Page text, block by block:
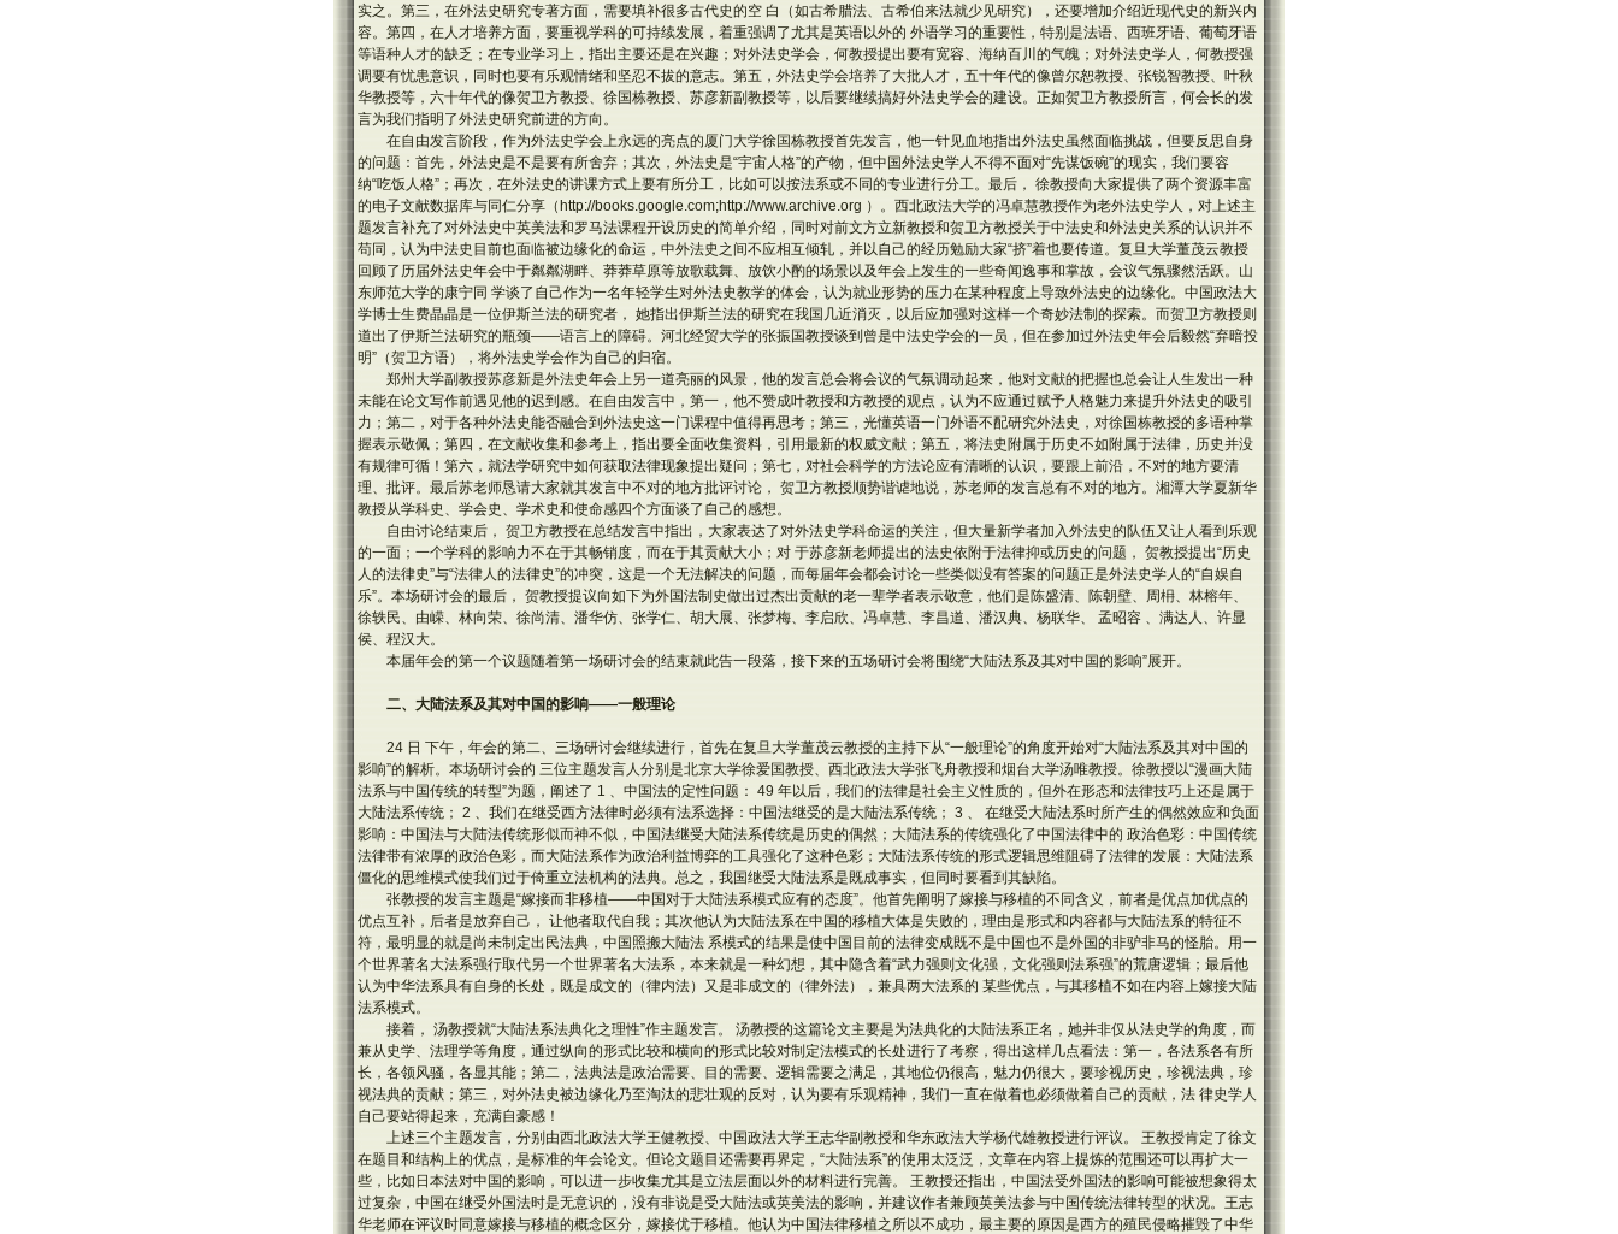
实之。第三，在外法史研究专著方面，需要填补很多古代史的空 白（如古希腊法、古希伯来法就少见研究），还要增加介绍近现代史的新兴内
容。第四，在人才培养方面，要重视学科的可持续发展，着重强调了尤其是英语以外的 外语学习的重要性，特别是法语、西班牙语、葡萄牙语
等语种人才的缺乏；在专业学习上，指出主要还是在兴趣；对外法史学会，何教授提出要有宽容、海纳百川的气魄；对外法史学人，何教授强
调要有忧患意识，同时也要有乐观情绪和坚忍不拔的意志。第五，外法史学会培养了大批人才，五十年代的像曾尔恕教授、张锐智教授、叶秋
华教授等，六十年代的像贺卫方教授、徐国栋教授、苏彦新副教授等，以后要继续搞好外法史学会的建设。正如贺卫方教授所言，何会长的发
言为我们指明了外法史研究前进的方向。
在自由发言阶段，作为外法史学会上永远的亮点的厦门大学徐国栋教授首先发言，他一针见血地指出外法史虽然面临挑战，但要反思自身
的问题：首先，外法史是不是要有所舍弃；其次，外法史是“宇宙人格”的产物，但中国外法史学人不得不面对“先谋饭碗”的现实，我们要容
纳“吃饭人格”；再次，在外法史的讲课方式上要有所分工，比如可以按法系或不同的专业进行分工。最后， 徐教授向大家提供了两个资源丰富
的电子文献数据库与同仁分享（http://books.google.com;http://www.archive.org ）。西北政法大学的冯卓慧教授作为老外法史学人，对上述主
题发言补充了对外法史中英美法和罗马法课程开设历史的简单介绍，同时对前文方立新教授和贺卫方教授关于中法史和外法史关系的认识并不
苟同，认为中法史目前也面临被边缘化的命运，中外法史之间不应相互倾轧，并以自己的经历勉励大家“挤”着也要传道。复旦大学董茂云教授
回顾了历届外法史年会中于粼粼湖畔、莽莽草原等放歌载舞、放饮小酌的场景以及年会上发生的一些奇闻逸事和掌故，会议气氛骤然活跃。山
东师范大学的康宁同 学谈了自己作为一名年轻学生对外法史教学的体会，认为就业形势的压力在某种程度上导致外法史的边缘化。中国政法大
学博士生费晶晶是一位伊斯兰法的研究者， 她指出伊斯兰法的研究在我国几近消灭，以后应加强对这样一个奇妙法制的探索。而贺卫方教授则
道出了伊斯兰法研究的瓶颈——语言上的障碍。河北经贸大学的张振国教授谈到曾是中法史学会的一员，但在参加过外法史年会后毅然“弃暗投
明”（贺卫方语），将外法史学会作为自己的归宿。
郑州大学副教授苏彦新是外法史年会上另一道亮丽的风景，他的发言总会将会议的气氛调动起来，他对文献的把握也总会让人生发出一种
未能在论文写作前遇见他的迟到感。在自由发言中，第一，他不赞成叶教授和方教授的观点，认为不应通过赋予人格魅力来提升外法史的吸引
力；第二，对于各种外法史能否融合到外法史这一门课程中值得再思考；第三，光懂英语一门外语不配研究外法史，对徐国栋教授的多语种掌
握表示敬佩；第四，在文献收集和参考上，指出要全面收集资料，引用最新的权威文献；第五，将法史附属于历史不如附属于法律，历史并没
有规律可循！第六，就法学研究中如何获取法律现象提出疑问；第七，对社会科学的方法论应有清晰的认识，要跟上前沿，不对的地方要清
理、批评。最后苏老师恳请大家就其发言中不对的地方批评讨论， 贺卫方教授顺势谐谑地说，苏老师的发言总有不对的地方。湘潭大学夏新华
教授从学科史、学会史、学术史和使命感四个方面谈了自己的感想。
自由讨论结束后， 贺卫方教授在总结发言中指出，大家表达了对外法史学科命运的关注，但大量新学者加入外法史的队伍又让人看到乐观
的一面；一个学科的影响力不在于其畅销度，而在于其贡献大小；对 于苏彦新老师提出的法史依附于法律抑或历史的问题， 贺教授提出“历史
人的法律史”与“法律人的法律史”的冲突，这是一个无法解决的问题，而每届年会都会讨论一些类似没有答案的问题正是外法史学人的“自娱自
乐”。本场研讨会的最后， 贺教授提议向如下为外国法制史做出过杰出贡献的老一辈学者表示敬意，他们是陈盛清、陈朝壁、周枏、林榕年、
徐轶民、由嵘、林向荣、徐尚清、潘华仿、张学仁、胡大展、张梦梅、李启欣、冯卓慧、李昌道、潘汉典、杨联华、 孟昭容 、满达人、许显
侯、程汉大。
本届年会的第一个议题随着第一场研讨会的结束就此告一段落，接下来的五场研讨会将围绕“大陆法系及其对中国的影响”展开。
二、大陆法系及其对中国的影响——一般理论
24 日 下午，年会的第二、三场研讨会继续进行，首先在复旦大学董茂云教授的主持下从“一般理论”的角度开始对“大陆法系及其对中国的
影响”的解析。本场研讨会的 三位主题发言人分别是北京大学徐爱国教授、西北政法大学张飞舟教授和烟台大学汤唯教授。徐教授以“漫画大陆
法系与中国传统的转型”为题，阐述了 1 、中国法的定性问题： 49 年以后，我们的法律是社会主义性质的，但外在形态和法律技巧上还是属于
大陆法系传统； 2 、我们在继受西方法律时必须有法系选择：中国法继受的是大陆法系传统； 3 、 在继受大陆法系时所产生的偶然效应和负面
影响：中国法与大陆法传统形似而神不似，中国法继受大陆法系传统是历史的偶然；大陆法系的传统强化了中国法律中的 政治色彩：中国传统
法律带有浓厚的政治色彩，而大陆法系作为政治利益博弈的工具强化了这种色彩；大陆法系传统的形式逻辑思维阻碍了法律的发展：大陆法系
僵化的思维模式使我们过于倚重立法机构的法典。总之，我国继受大陆法系是既成事实，但同时要看到其缺陷。
张教授的发言主题是“嫁接而非移植——中国对于大陆法系模式应有的态度”。他首先阐明了嫁接与移植的不同含义，前者是优点加优点的
优点互补，后者是放弃自己， 让他者取代自我；其次他认为大陆法系在中国的移植大体是失败的，理由是形式和内容都与大陆法系的特征不
符，最明显的就是尚未制定出民法典，中国照搬大陆法 系模式的结果是使中国目前的法律变成既不是中国也不是外国的非驴非马的怪胎。用一
个世界著名大法系强行取代另一个世界著名大法系，本来就是一种幻想，其中隐含着“武力强则文化强，文化强则法系强”的荒唐逻辑；最后他
认为中华法系具有自身的长处，既是成文的（律内法）又是非成文的（律外法），兼具两大法系的 某些优点，与其移植不如在内容上嫁接大陆
法系模式。
接着， 汤教授就“大陆法系法典化之理性”作主题发言。 汤教授的这篇论文主要是为法典化的大陆法系正名，她并非仅从法史学的角度，而
兼从史学、法理学等角度，通过纵向的形式比较和横向的形式比较对制定法模式的长处进行了考察，得出这样几点看法：第一，各法系各有所
长，各领风骚，各显其能；第二，法典法是政治需要、目的需要、逻辑需要之满足，其地位仍很高，魅力仍很大，要珍视历史，珍视法典，珍
视法典的贡献；第三，对外法史被边缘化乃至淘汰的悲壮观的反对，认为要有乐观精神，我们一直在做着也必须做着自己的贡献，法 律史学人
自己要站得起来，充满自豪感！
上述三个主题发言，分别由西北政法大学王健教授、中国政法大学王志华副教授和华东政法大学杨代雄教授进行评议。 王教授肯定了徐文
在题目和结构上的优点，是标准的年会论文。但论文题目还需要再界定，“大陆法系”的使用太泛泛，文章在内容上提炼的范围还可以再扩大一
些，比如日本法对中国的影响，可以进一步收集尤其是立法层面以外的材料进行完善。 王教授还指出，中国法受外国法的影响可能被想象得太
过复杂，中国在继受外国法时是无意识的，没有非说是受大陆法或英美法的影响，并建议作者兼顾英美法参与中国传统法律转型的状况。王志
华老师在评议时同意嫁接与移植的概念区分，嫁接优于移植。他认为中国法律移植之所以不成功，最主要的原因是西方的殖民侵略摧毁了中华